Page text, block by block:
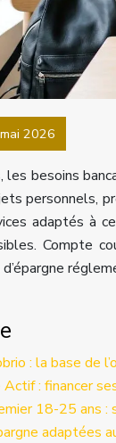
2026
besoins
personnels,
adaptés à
Compte
: la base de
Actif : financer
18-25 ans :
adaptées